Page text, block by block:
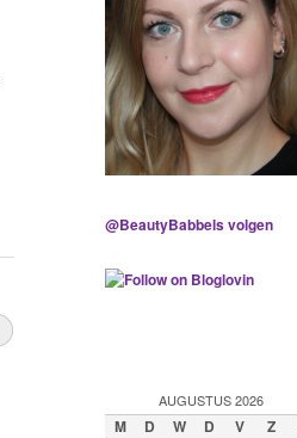
@BeautyBabbels volgen
AUGUSTUS 2026
M D W D V Z